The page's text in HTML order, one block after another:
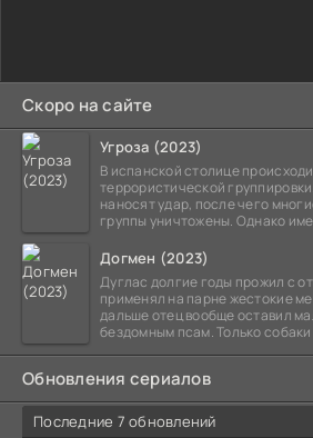
Скоро на сайте
Угроза (2023)
В испанской столице
террористической
наносят удар, после чего
группы уничтожены. Однако
Догмен (2023)
Дуглас долгие годы прожил с
применял на парне жестокие
дальше отец вообще оставил
бездомным псам. Только
Обновления сериалов
Последние 7 обновлений